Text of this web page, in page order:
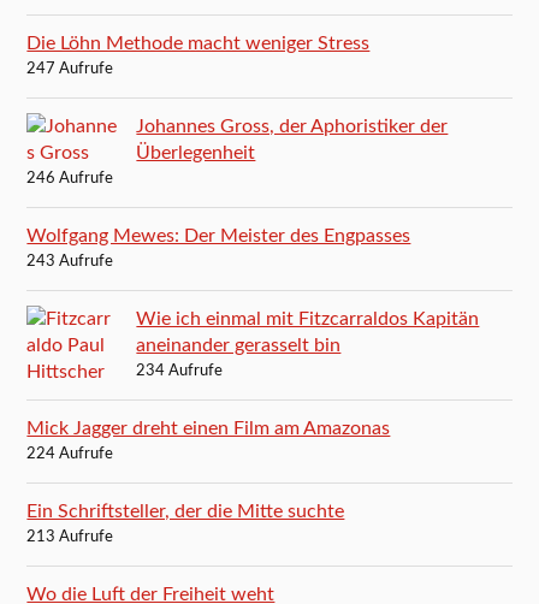
Die Löhn Methode macht weniger Stress
247 Aufrufe
Johannes Gross, der Aphoristiker der
Überlegenheit
246 Aufrufe
Wolfgang Mewes: Der Meister des Engpasses
243 Aufrufe
Wie ich einmal mit Fitzcarraldos Kapitän
aneinander gerasselt bin
234 Aufrufe
Mick Jagger dreht einen Film am Amazonas
224 Aufrufe
Ein Schriftsteller, der die Mitte suchte
213 Aufrufe
Wo die Luft der Freiheit weht